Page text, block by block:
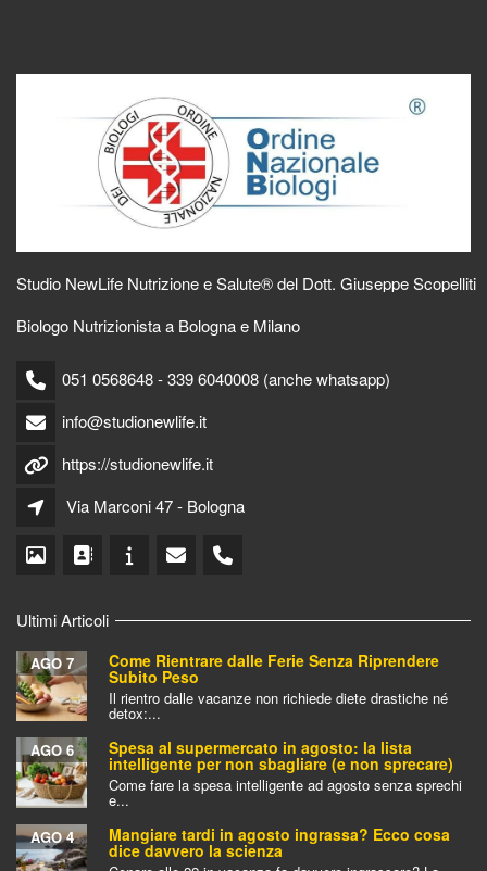
Studio NewLife Nutrizione e Salute® del Dott. Giuseppe Scopelliti
Biologo Nutrizionista a Bologna e Milano
051 0568648 - 339 6040008 (anche whatsapp)
info@studionewlife.it
https://studionewlife.it
Via Marconi 47 - Bologna
Ultimi Articoli
Come Rientrare dalle Ferie Senza Riprendere
Subito Peso
AGO 7
Il rientro dalle vacanze non richiede diete drastiche né
detox:...
Spesa al supermercato in agosto: la lista
intelligente per non sbagliare (e non sprecare)
AGO 6
Come fare la spesa intelligente ad agosto senza sprechi
e...
Mangiare tardi in agosto ingrassa? Ecco cosa
dice davvero la scienza
AGO 4